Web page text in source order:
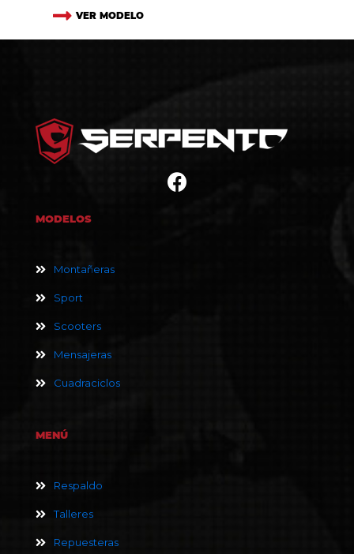
VER MODELO
MODELOS
Montañeras
Sport
Scooters
Mensajeras
Cuadraciclos
MENÚ
Respaldo
Talleres
Repuesteras